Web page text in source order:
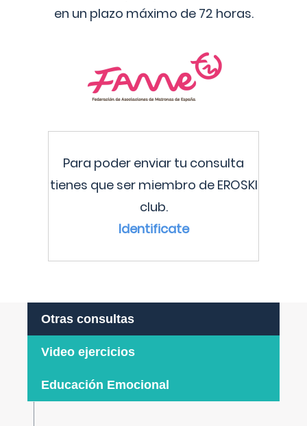
en un plazo máximo de 72 horas.
Para poder enviar tu consulta
tienes que ser miembro de EROSKI
club.
Identificate
Otras consultas
Video ejercicios
Educación Emocional